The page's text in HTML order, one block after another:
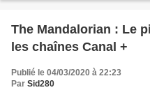
The Mandalorian : Le
les chaînes Canal +
Publié le 04/03/2020 à 22:23
Par Sid280